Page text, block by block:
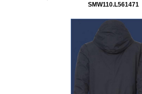
SMW110.L561471